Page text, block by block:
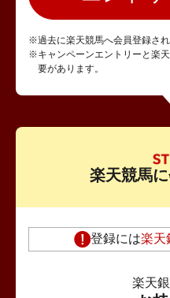
※過去に楽天競馬へ会員登録さ
※キャンペーンエントリーと楽
要があります。
楽天競馬
登録には楽天
楽天